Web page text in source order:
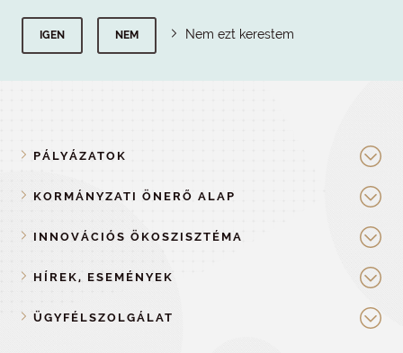
IGEN NEM Nem ezt kerestem
PÁLYÁZATOK
KORMÁNYZATI ÖNERŐ ALAP
INNOVÁCIÓS ÖKOSZISZTÉMA
HÍREK, ESEMÉNYEK
ÜGYFÉLSZOLGÁLAT